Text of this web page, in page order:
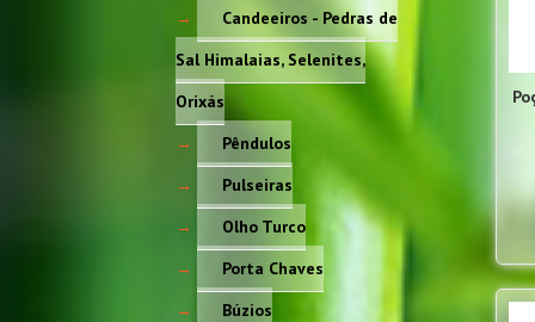
Candeeiros - Pedras de
Sal Himalaias, Selenites,
Orixás
Pêndulos
Pulseiras
Olho Turco
Porta Chaves
Búzios